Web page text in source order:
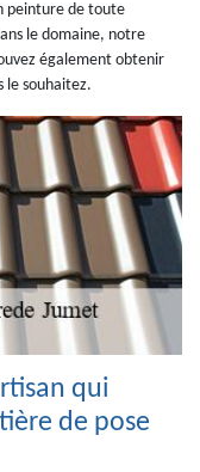
peinture de toute
le domaine, notre
également obtenir
le souhaitez.
qui
de pose